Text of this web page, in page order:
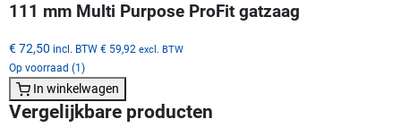
111 mm Multi Purpose ProFit gatzaag
€ 72,50 incl. BTW € 59,92 excl. BTW
Op voorraad (1)
In winkelwagen
Vergelijkbare producten